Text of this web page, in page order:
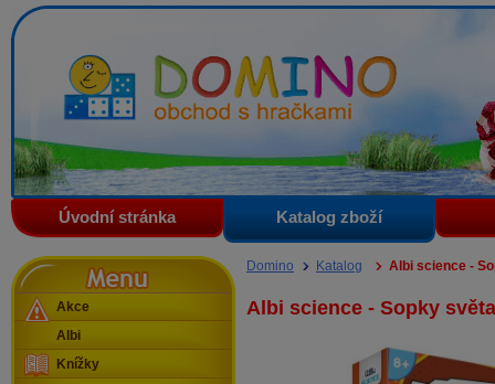
Domino - obchod s hračkami
Úvodní stránka Katalog zboží
Domino Katalog Albi science -
Albi science - Sopky světa
Menu
Akce
Albi
Knížky